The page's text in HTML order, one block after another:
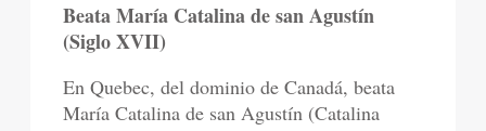
Beata María Catalina de san Agustín
(Siglo XVII)
En Quebec, del dominio de Canadá, beata
María Catalina de san Agustín (Catalina